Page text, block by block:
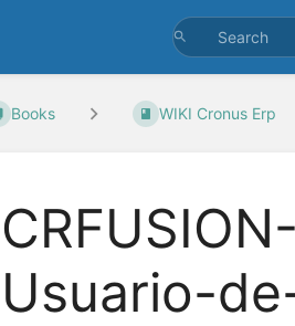
Books WIKI Cronus Erp
Usuario-